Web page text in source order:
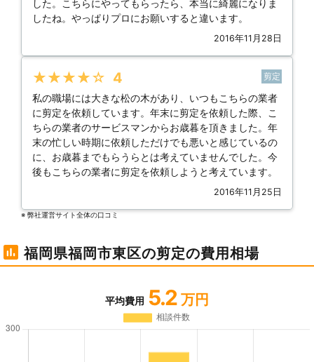
した。こちらにやってもらったら、本当に綺麗になりま
したね。やっぱりプロにお願いすると違います。
2016年11月28日
★★★★★ 4 剪定
私の職場には大きな松の木があり、いつもこちらの業者
に剪定を依頼しています。年末に剪定を依頼した際、こ
ちらの業者のサービスマンからお歳暮を頂きました。年
末の忙しい時期に依頼しただけでも悪いと感じているの
に、お歳暮までもらうらとは考えていませんでした。今
後もこちらの業者に剪定を依頼しようと考えています。
2016年11月25日
※ 弊社運営サイト全体の⼝コミ
福岡県福岡市東区の剪定の費用相場
平均費用 5.2 万円